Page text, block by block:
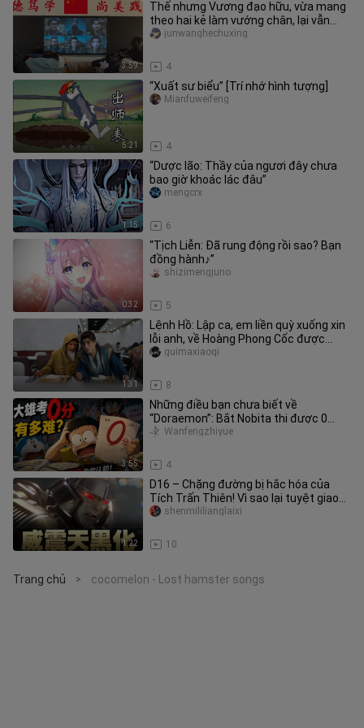
3:59
Thế nhưng Vương đạo hữu, vừa mang
theo hai kẻ làm vướng chân, lại vẫn
toàn thân vô hại mà trở về, mớ
4
junwanghechuxing
5:21
“Xuất sư biểu” [Trí nhớ hình tượng]
4
Mianfuweifeng
1:15
“Dược lão: Thầy của ngươi đây chưa
bao giờ khoác lác đâu”
6
mengcrx
0:32
“Tịch Liễn: Đã rung động rồi sao? Bạn
đồng hành♪”
5
shizimengjuno
1:31
Lệnh Hồ: Lập ca, em liền quỳ xuống xin
lỗi anh, về Hoàng Phong Cốc được
không?
8
guimaxiaoqi
3:55
Những điều bạn chưa biết về
“Doraemon”: Bắt Nobita thi được 0
điểm khó đến mức nào?
4
Wanfengzhiyue
1:22
D16 – Chặng đường bị hắc hóa của
Tích Trấn Thiên! Vì sao lại tuyệt giao
với người bạn thân Optimus P
10
shenmililianglaixi
Trang chủ > cocomelon - Lost hamster songs